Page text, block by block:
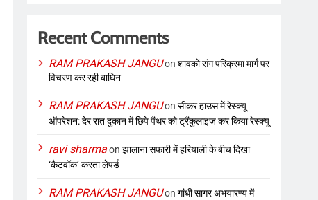
Recent Comments
RAM PRAKASH JANGUonशावकों संग परिक्रमा मार्ग पर
विचरण कर रही बाघिन
RAM PRAKASH JANGUonसीकर हाउस में रेस्क्यू
ऑपरेशन: देर रात दुकान में छिपे पैंथर को ट्रैंकुलाइज कर किया रेस्क्यू
ravi sharmaonझालाना सफारी में हरियाली के बीच दिखा
‘कैटवॉक’ करता लेपर्ड
RAM PRAKASH JANGUonगांधी सागर अभयारण्य में